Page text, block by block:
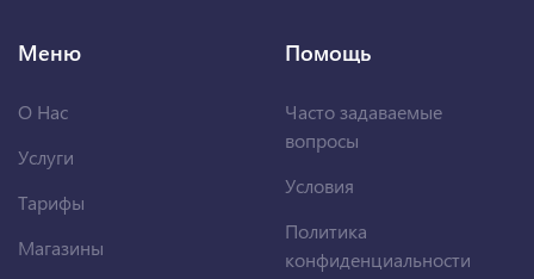
Меню
О Нас
Услуги
Тарифы
Магазины
Помощь
Часто задаваемые
вопросы
Условия
Политика
конфиденциальности